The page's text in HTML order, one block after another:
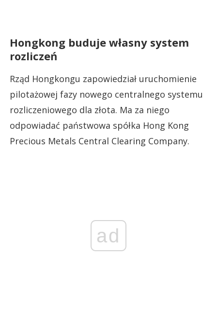
Hongkong buduje własny system
rozliczeń
Rząd Hongkongu zapowiedział uruchomienie
pilotażowej fazy nowego centralnego systemu
rozliczeniowego dla złota. Ma za niego
odpowiadać państwowa spółka Hong Kong
Precious Metals Central Clearing Company.
ad